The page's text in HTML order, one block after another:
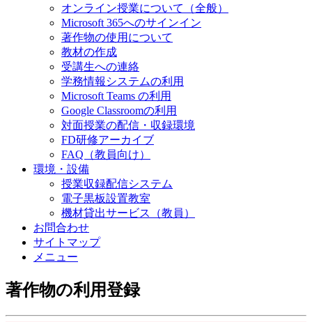
オンライン授業について（全般）
Microsoft 365へのサインイン
著作物の使用について
教材の作成
受講生への連絡
学務情報システムの利用
Microsoft Teams の利用
Google Classroomの利用
対面授業の配信・収録環境
FD研修アーカイブ
FAQ（教員向け）
環境・設備
授業収録配信システム
電子黒板設置教室
機材貸出サービス（教員）
お問合わせ
サイトマップ
メニュー
著作物の利用登録